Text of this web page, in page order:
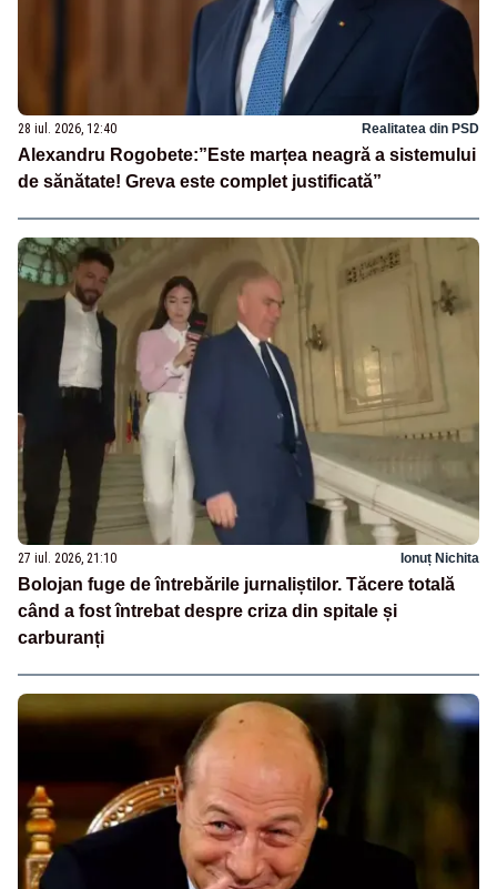
28 iul. 2026, 12:40 Realitatea din PSD
Alexandru Rogobete:”Este marțea neagră a sistemului
de sănătate! Greva este complet justificată”
27 iul. 2026, 21:10 Ionuț Nichita
Bolojan fuge de întrebările jurnaliștilor. Tăcere totală
când a fost întrebat despre criza din spitale și
carburanți